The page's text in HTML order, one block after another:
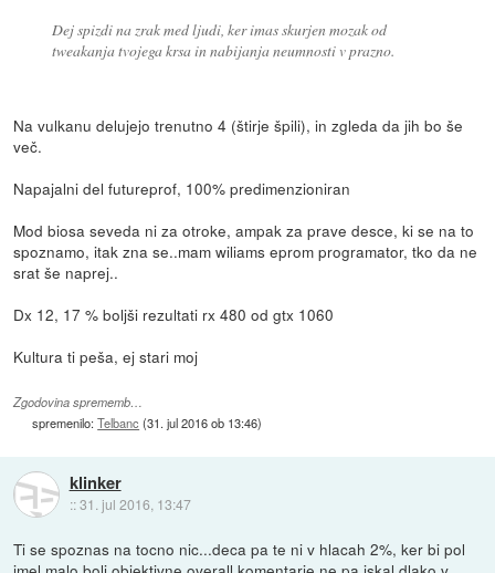
Dej spizdi na zrak med ljudi, ker imas skurjen mozak od
tweakanja tvojega krsa in nabijanja neumnosti v prazno.
Na vulkanu delujejo trenutno 4 (štirje špili), in zgleda da jih bo še
več.
Napajalni del futureprof, 100% predimenzioniran
Mod biosa seveda ni za otroke, ampak za prave desce, ki se na to
spoznamo, itak zna se..mam wiliams eprom programator, tko da ne
srat še naprej..
Dx 12, 17 % boljši rezultati rx 480 od gtx 1060
Kultura ti peša, ej stari moj
Zgodovina sprememb…
spremenilo:Telbanc (31. jul 2016 ob 13:46)
klinker
::31. jul 2016, 13:47
Ti se spoznas na tocno nic...deca pa te ni v hlacah 2%, ker bi pol